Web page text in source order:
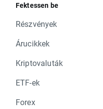
Fektessen be
Részvények
Árucikkek
Kriptovaluták
ETF-ek
Forex